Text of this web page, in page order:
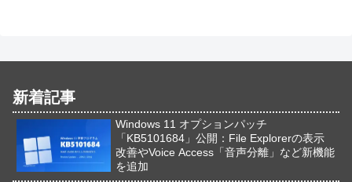
新着記事
Windows 11 オプションパッチ
「KB5101684」公開：File Explorerの表示
改善やVoice Access「音声分離」など新機能
を追加